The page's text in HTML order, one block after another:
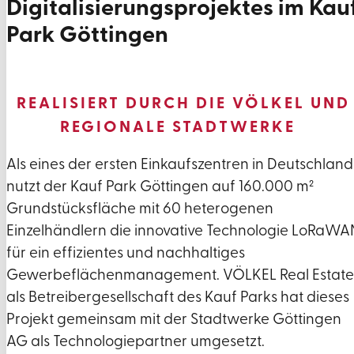
Digitalisierungsprojektes im
Park Göttingen
REALISIERT DURCH DIE VÖLKEL UND
REGIONALE STADTWERKE
Als eines der ersten Einkaufszentren in Deutschland
nutzt der Kauf Park Göttingen auf 160.000 m²
Grundstücksfläche mit 60 heterogenen
Einzelhändlern die innovative Technologie
für ein effizientes und nachhaltiges
Gewerbeflächenmanagement. VÖLKEL Real Estate
als Betreibergesellschaft des Kauf Parks hat dieses
Projekt gemeinsam mit der Stadtwerke Göttingen
AG als Technologiepartner umgesetzt.